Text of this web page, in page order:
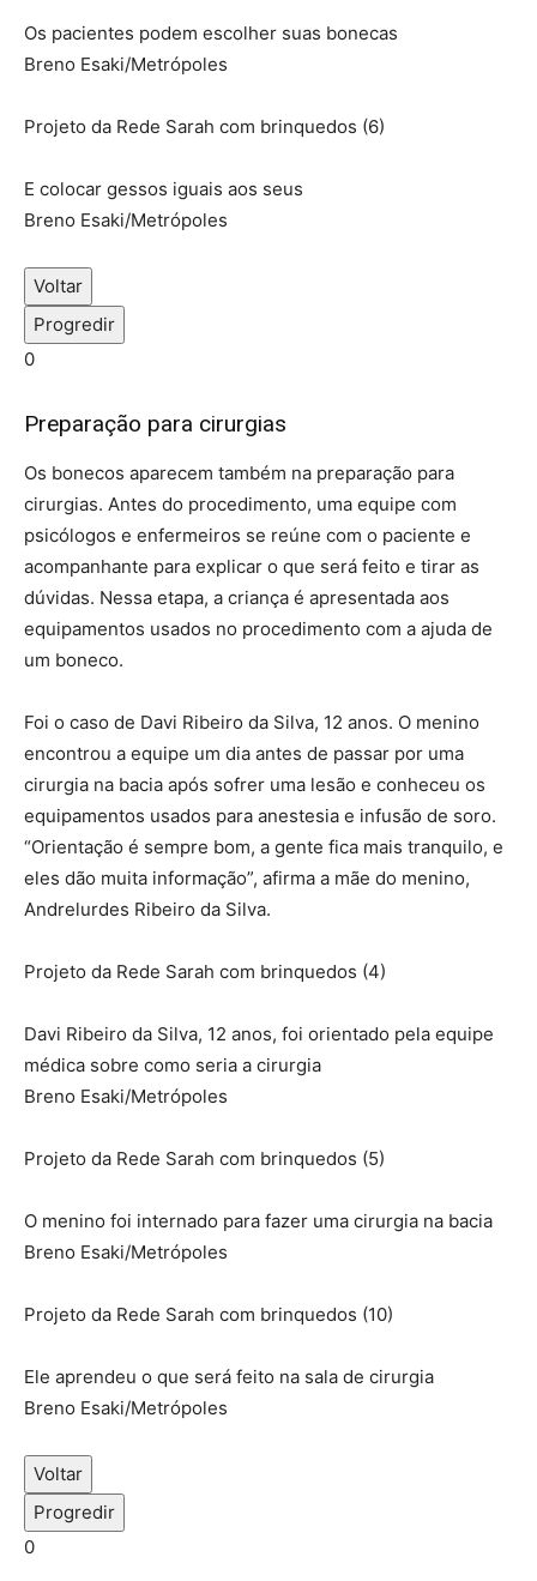
Os pacientes podem escolher suas bonecas
Breno Esaki/Metrópoles
Projeto da Rede Sarah com brinquedos (6)
E colocar gessos iguais aos seus
Breno Esaki/Metrópoles
Voltar
Progredir
0
Preparação para cirurgias
Os bonecos aparecem também na preparação para
cirurgias. Antes do procedimento, uma equipe com
psicólogos e enfermeiros se reúne com o paciente e
acompanhante para explicar o que será feito e tirar as
dúvidas. Nessa etapa, a criança é apresentada aos
equipamentos usados no procedimento com a ajuda de
um boneco.
Foi o caso de Davi Ribeiro da Silva, 12 anos. O menino
encontrou a equipe um dia antes de passar por uma
cirurgia na bacia após sofrer uma lesão e conheceu os
equipamentos usados para anestesia e infusão de soro.
“Orientação é sempre bom, a gente fica mais tranquilo, e
eles dão muita informação”, afirma a mãe do menino,
Andrelurdes Ribeiro da Silva.
Projeto da Rede Sarah com brinquedos (4)
Davi Ribeiro da Silva, 12 anos, foi orientado pela equipe
médica sobre como seria a cirurgia
Breno Esaki/Metrópoles
Projeto da Rede Sarah com brinquedos (5)
O menino foi internado para fazer uma cirurgia na bacia
Breno Esaki/Metrópoles
Projeto da Rede Sarah com brinquedos (10)
Ele aprendeu o que será feito na sala de cirurgia
Breno Esaki/Metrópoles
Voltar
Progredir
0